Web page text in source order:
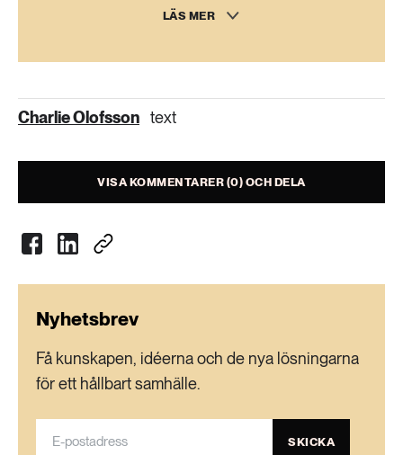
skyltar som informerar om vattenkvaliteten ska
registrerade av kommunerna. Av dem är 487
också regelbundet av kommunerna på frivillig
LÄS MER
Charlie Olofsson text
VISA KOMMENTARER (0) OCH DELA
Nyhetsbrev
Få kunskapen, idéerna och de nya lösningarna
för ett hållbart samhälle.
SKICKA